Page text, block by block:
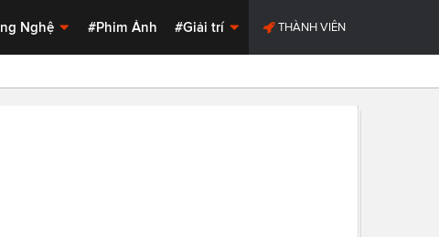
Nghệ #Phim Ảnh #Giải trí THÀNH VIÊN